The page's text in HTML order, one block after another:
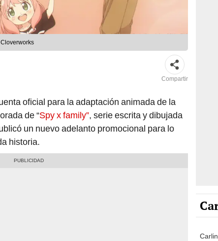
Compartir
oficial para la adaptación animada de la
de “Spy x family”, serie escrita y dibujada
un nuevo adelanto promocional para lo
historia.